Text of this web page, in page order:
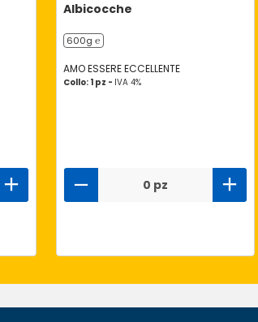
Albicocche
600g ℮
AMO ESSERE ECCELLENTE
Collo: 1 pz - IVA 4%
0 pz